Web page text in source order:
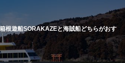
根遊船SORAKAZEと海賊船どちらがおす